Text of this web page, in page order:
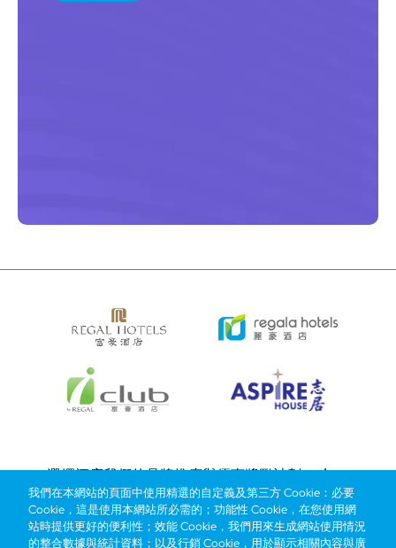
Bottom
menu
選擇酒店我們的品牌推廣與優惠獎勵計劃e-shop
管理層簡介
我們在本網站的頁面中使用精選的自定義及第三方 Cookie：必要
Cookie，這是使用本網站所必需的；功能性 Cookie，在您使用網
站時提供更好的便利性；效能 Cookie，我們用來生成網站使用情況
的整合數據與統計資料；以及行銷 Cookie，用於顯示相關內容與廣